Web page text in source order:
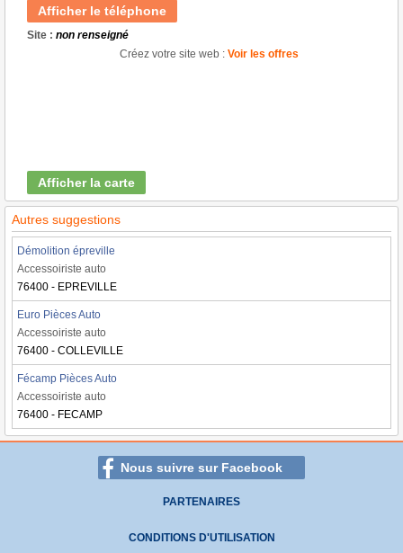
Afficher le téléphone
Site : non renseigné
Créez votre site web : Voir les offres
Afficher la carte
Autres suggestions
Démolition épreville
Accessoiriste auto
76400 - EPREVILLE
Euro Pièces Auto
Accessoiriste auto
76400 - COLLEVILLE
Fécamp Pièces Auto
Accessoiriste auto
76400 - FECAMP
Nous suivre sur Facebook
PARTENAIRES
CONDITIONS D'UTILISATION